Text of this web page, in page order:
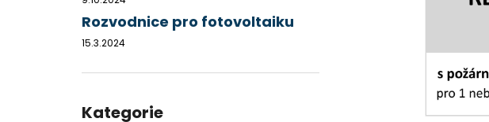
Rozvodnice pro fotovoltaiku
15.3.2024
kategorie
Kategorie